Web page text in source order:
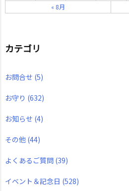
« 8月
カテゴリ
お問合せ (5)
お守り (632)
お知らせ (4)
その他 (44)
よくあるご質問 (39)
イベント＆記念日 (528)